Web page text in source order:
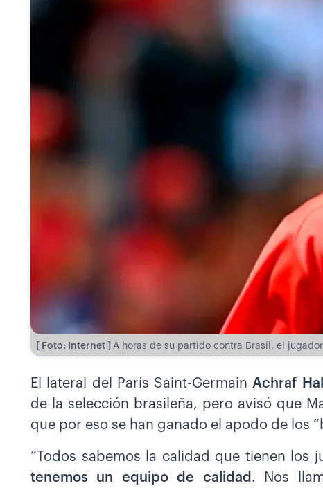
[ Foto: Internet ] A horas de su partido contra Brasil, el
El lateral del París Saint-Germain Achraf
de la selección brasileña, pero avisó que
que por eso se han ganado el apodo de los
“Todos sabemos la calidad que tienen los
tenemos un equipo de calidad . Nos